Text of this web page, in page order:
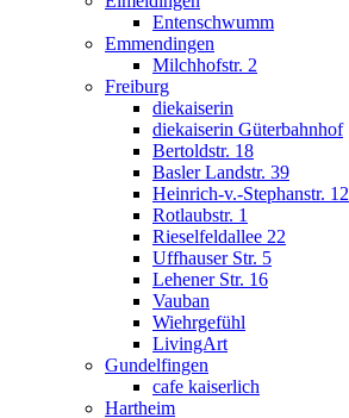
Entenschwumm
Emmendingen
Milchhofstr. 2
Freiburg
diekaiserin
diekaiserin Güterbahnhof
Bertoldstr. 18
Basler Landstr. 39
Heinrich-v.-Stephanstr. 12
Rotlaubstr. 1
Rieselfeldallee 22
Uffhauser Str. 5
Lehener Str. 16
Vauban
Wiehrgefühl
LivingArt
Gundelfingen
cafe kaiserlich
Hartheim